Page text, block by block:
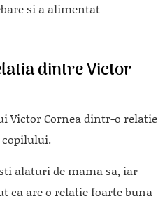
si a alimentat
dintre Victor
Victor Cornea dintr-o relatie
alaturi de mama sa, iar
ca are o relatie foarte buna